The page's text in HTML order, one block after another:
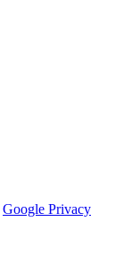
Google Privacy